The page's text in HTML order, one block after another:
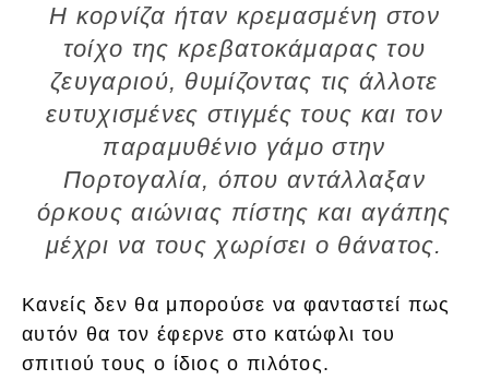
Η κορνίζα ήταν κρεμασμένη στον
τοίχο της κρεβατοκάμαρας του
ζευγαριού, θυμίζοντας τις άλλοτε
ευτυχισμένες στιγμές τους και τον
παραμυθένιο γάμο στην
Πορτογαλία, όπου αντάλλαξαν
όρκους αιώνιας πίστης και αγάπης
μέχρι να τους χωρίσει ο θάνατος.
Κανείς δεν θα μπορούσε να φανταστεί πως
αυτόν θα τον έφερνε στο κατώφλι του
σπιτιού τους ο ίδιος ο πιλότος.